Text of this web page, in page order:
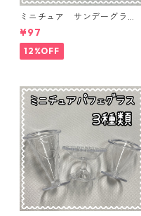
ミニチュア サンデーグラ
ス 3個入り【MNT-GLS-3P-
04】
¥97
12%OFF